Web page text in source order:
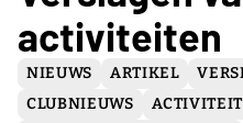
activiteiten
NIEUWS ARTIKEL
CLUBNIEUWS
ACTIVITEIT